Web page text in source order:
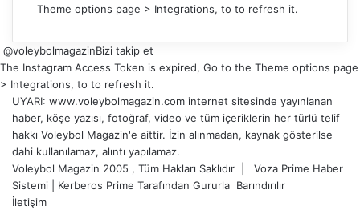
Theme options page > Integrations, to to refresh it.
@voleybolmagazinBizi takip et
The Instagram Access Token is expired, Go to the Theme options page
> Integrations, to to refresh it.
UYARI: www.voleybolmagazin.com internet sitesinde yayınlanan
haber, köşe yazısı, fotoğraf, video ve tüm içeriklerin her türlü telif
hakkı Voleybol Magazin'e aittir. İzin alınmadan, kaynak gösterilse
dahi kullanılamaz, alıntı yapılamaz.
Voleybol Magazin 2005 , Tüm Hakları Saklıdır | Voza Prime Haber
Sistemi
Kerberos Prime Tarafından Gururla Barındırılır
İletişim